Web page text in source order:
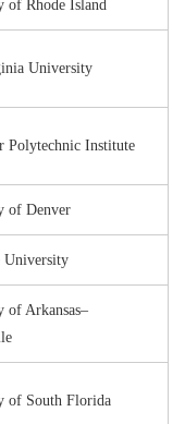
of Rhode Island
University
Polytechnic Institute
of Denver
University
of Arkansas–​
of South Florida